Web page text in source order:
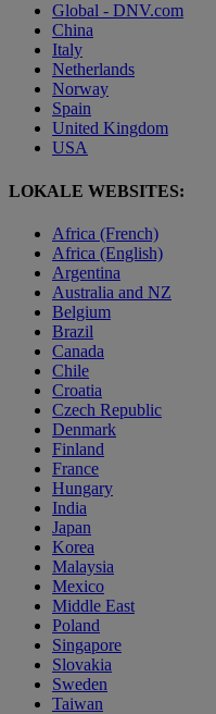
Global - DNV.com
China
Italy
Netherlands
Norway
Spain
United Kingdom
USA
LOKALE WEBSITES:
Africa (French)
Africa (English)
Argentina
Australia and NZ
Belgium
Brazil
Canada
Chile
Croatia
Czech Republic
Denmark
Finland
France
Hungary
India
Japan
Korea
Malaysia
Mexico
Middle East
Poland
Singapore
Slovakia
Sweden
Taiwan